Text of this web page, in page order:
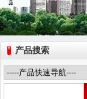
产品搜索